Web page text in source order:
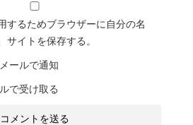
するためブラウザーに自分の名
サイトを保存する。
ールで通知
で受け取る